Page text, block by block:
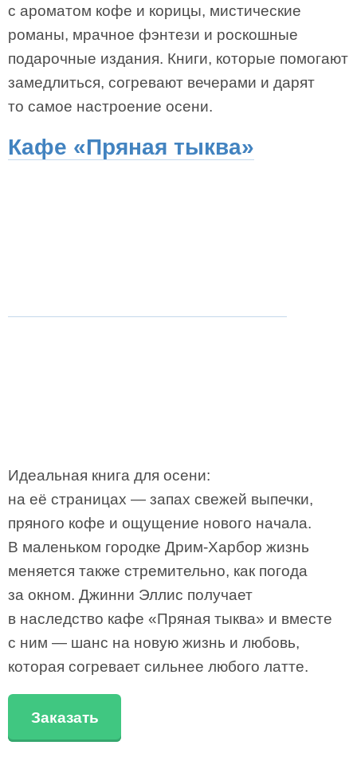
с ароматом кофе и корицы, мистические
романы, мрачное фэнтези и роскошные
подарочные издания. Книги, которые помогают
замедлиться, согревают вечерами и дарят
то самое настроение осени.
Кафе «Пряная тыква»
Идеальная книга для осени:
на её страницах — запах свежей выпечки,
пряного кофе и ощущение нового начала.
В маленьком городке Дрим-Харбор жизнь
меняется также стремительно, как погода
за окном. Джинни Эллис получает
в наследство кафе «Пряная тыква» и вместе
с ним — шанс на новую жизнь и любовь,
которая согревает сильнее любого латте.
Заказать